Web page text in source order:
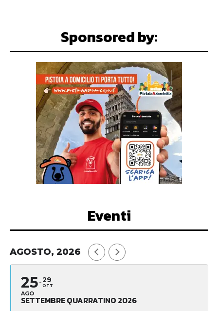
Sponsored by:
Eventi
AGOSTO, 2026
25
AGO
29
OTT
SETTEMBRE QUARRATINO 2026